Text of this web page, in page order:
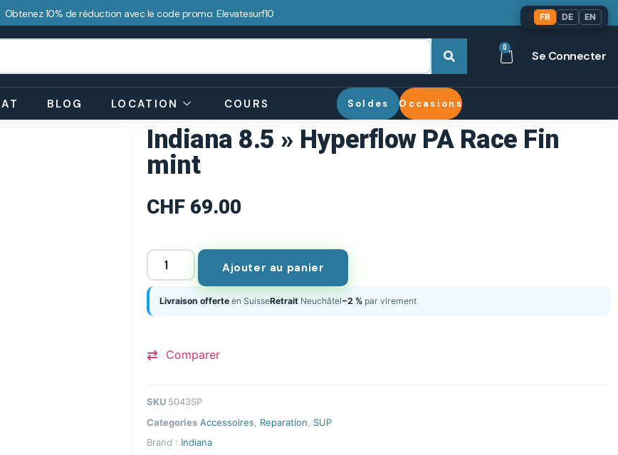
Obtenez 10% de réduction avec le code promo: Elevatesurf10
0
Se Connecter
BLOG LOCATION COURS Soldes Occasions
Indiana 8.5 » Hyperflow PA Race Fin
mint
CHF 69.00
Ajouter au panier
Livraison offerte en SuisseRetrait Neuchâtel−2 % par virement
Comparer
SKU 5043SP
Categories Accessoires, Reparation, SUP
Brand : Indiana
FR DE EN